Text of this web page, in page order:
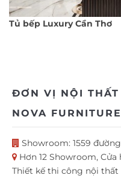
Tủ bếp Luxury Cần Thơ
ĐƠN VỊ NỘI THẤT
NOVA FURNITURE
Showroom: 1559 đường
Hơn 12 Showroom,
Thiết kế thi công nội